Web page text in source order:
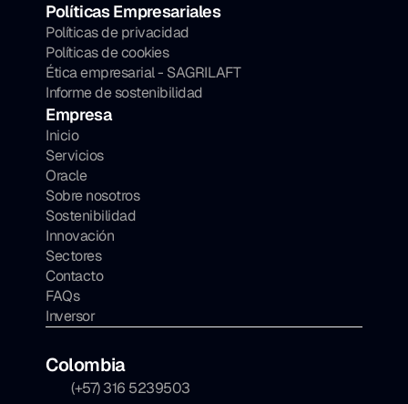
Políticas Empresariales
Políticas de privacidad
Políticas de cookies
Ética empresarial - SAGRILAFT
Informe de sostenibilidad
Empresa
Inicio
Servicios
Oracle
Sobre nosotros
Sostenibilidad
Innovación
Sectores
Contacto
FAQs
Inversor
Colombia
(+57) 316 5239503